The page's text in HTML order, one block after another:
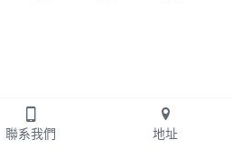
聯系我們 地址